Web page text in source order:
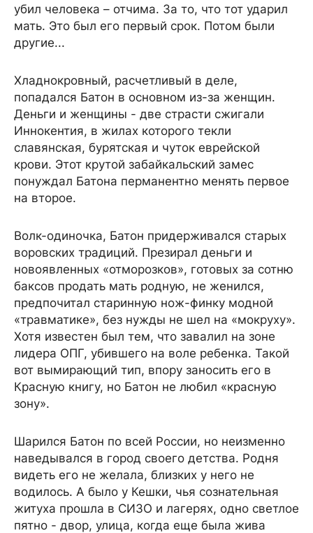
убил человека – отчима. За то, что тот ударил
мать. Это был его первый срок. Потом были
другие...
Хладнокровный, расчетливый в деле,
попадался Батон в основном из-за женщин.
Деньги и женщины - две страсти сжигали
Иннокентия, в жилах которого текли
славянская, бурятская и чуток еврейской
крови. Этот крутой забайкальский замес
понуждал Батона перманентно менять первое
на второе.
Волк-одиночка, Батон придерживался старых
воровских традиций. Презирал деньги и
новоявленных «отморозков», готовых за сотню
баксов продать мать родную, не женился,
предпочитал старинную нож-финку модной
«травматике», без нужды не шел на «мокруху».
Хотя известен был тем, что завалил на зоне
лидера ОПГ, убившего на воле ребенка. Такой
вот вымирающий тип, впору заносить его в
Красную книгу, но Батон не любил «красную
зону».
Шарился Батон по всей России, но неизменно
наведывался в город своего детства. Родня
видеть его не желала, близких у него не
водилось. А было у Кешки, чья сознательная
житуха прошла в СИЗО и лагерях, одно светлое
пятно - двор, улица, когда еще была жива